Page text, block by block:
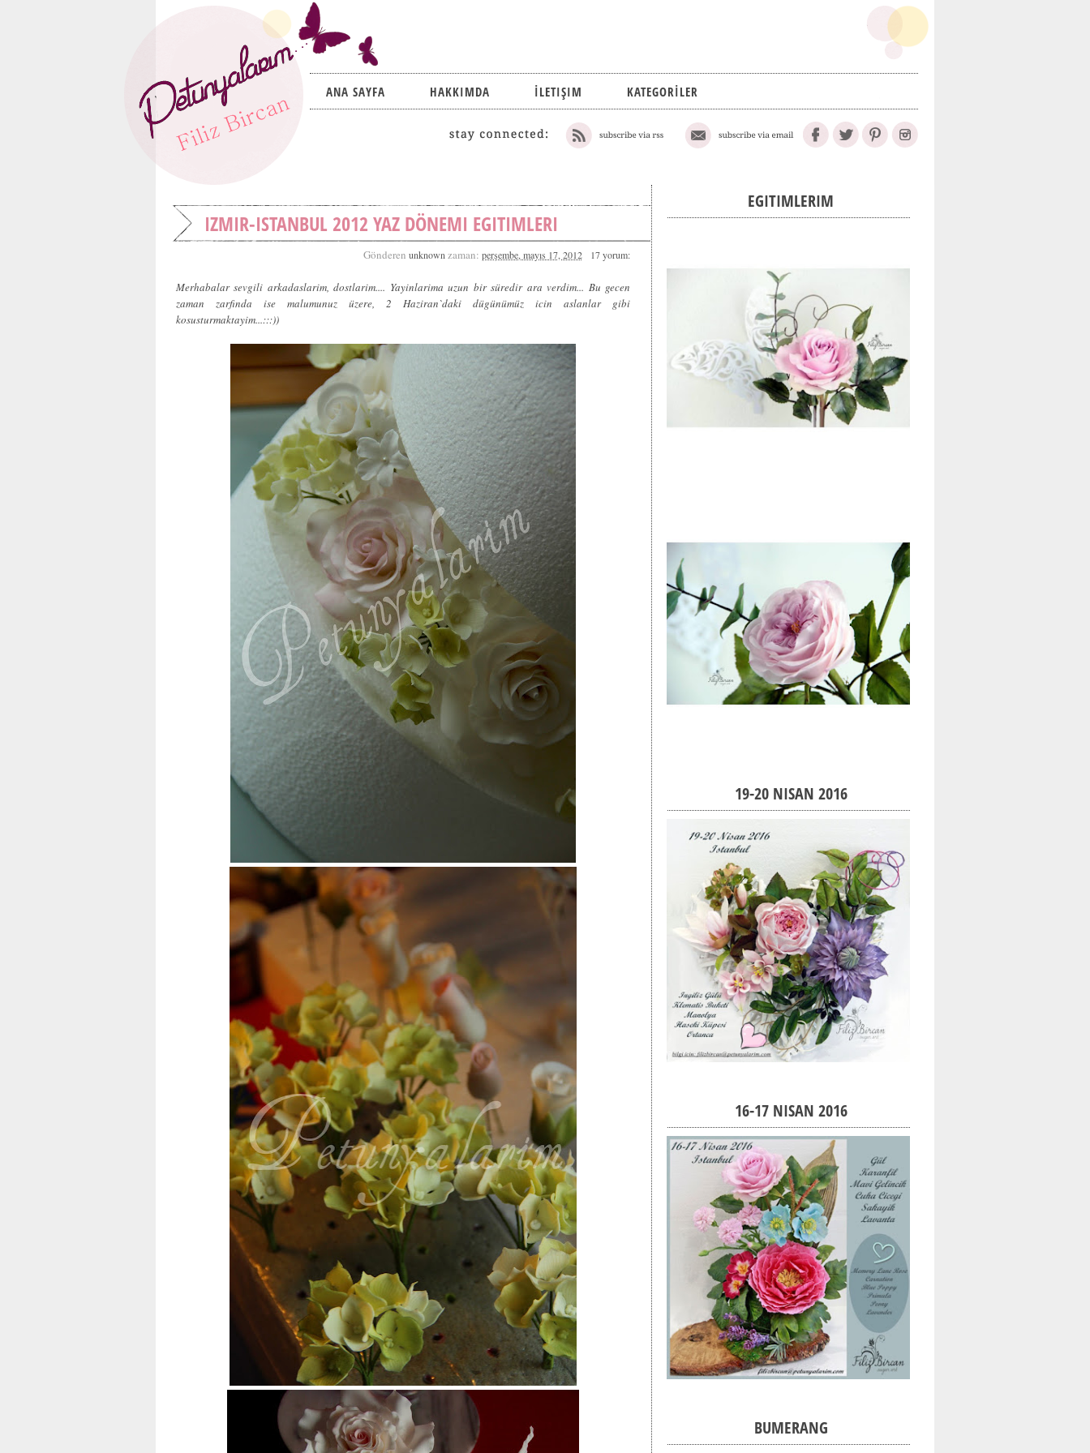
ANA SAYFA HAKKIMDA İLETIŞIM KATEGORİLER
IZMIR-ISTANBUL 2012 YAZ DÖNEMI EGITIMLERI
Gönderen unknown zaman: perşembe, mayıs 17, 2012 17 yorum:
Merhabalar sevgili arkadaslarim, dostlarim.... Yayinlarima uzun bir süredir ara verdim... Bu gecen
zaman zarfinda ise malumunuz üzere, 2 Haziran`daki dügünümüz icin aslanlar gibi
kosusturmaktayim...:::))
EGITIMLERIM
19-20 NISAN 2016
16-17 NISAN 2016
BUMERANG